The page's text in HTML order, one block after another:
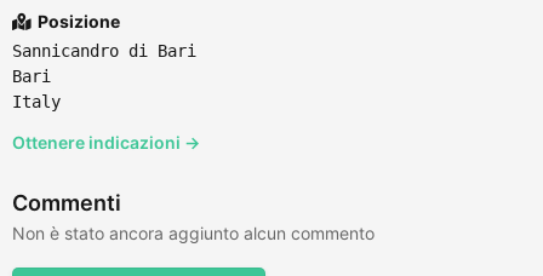
Posizione
Sannicandro di Bari
Bari
Italy
Ottenere indicazioni →
Commenti
Non è stato ancora aggiunto alcun commento